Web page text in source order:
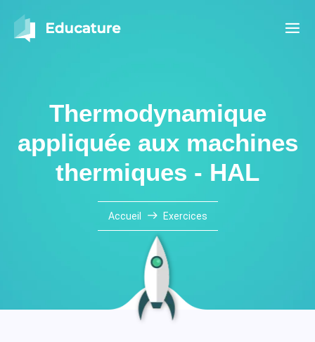
Thermodynamique
appliquée aux machines
thermiques - HAL
Accueil Exercices